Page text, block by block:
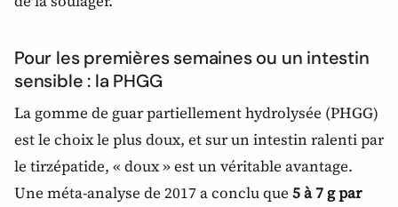
Pour les premières semaines ou un intestin
sensible : la PHGG
La gomme de guar partiellement hydrolysée (PHGG)
est le choix le plus doux, et sur un intestin ralenti par
le tirzépatide, « doux » est un véritable avantage.
Une méta-analyse de 2017 a conclu que 5 à 7 g par